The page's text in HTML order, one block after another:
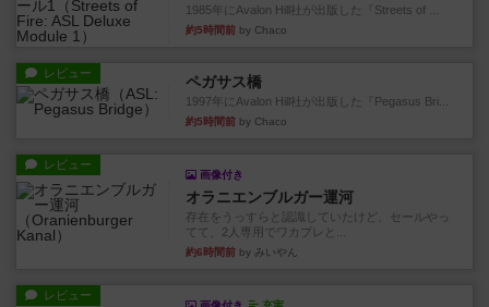
1985年にAvalon Hill社が出版した『Streets of ...
約5時間前 by Chaco
レビュー ペガサス橋
1997年にAvalon Hill社が出版した『Pegasus Bri...
約5時間前 by Chaco
レビュー
画像付き
オラニエンブルガー運河
存在をうっすらと認識していたけど、セールやっ
てて、2人専用でワカプレと...
約6時間前 by みいやん
レビュー